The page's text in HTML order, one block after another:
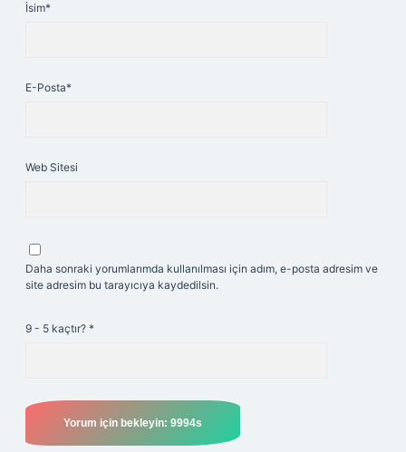
İsim*
E-Posta*
Web Sitesi
Daha sonraki yorumlarımda kullanılması için adım, e-posta adresim ve
site adresim bu tarayıcıya kaydedilsin.
9 - 5 kaçtır? *